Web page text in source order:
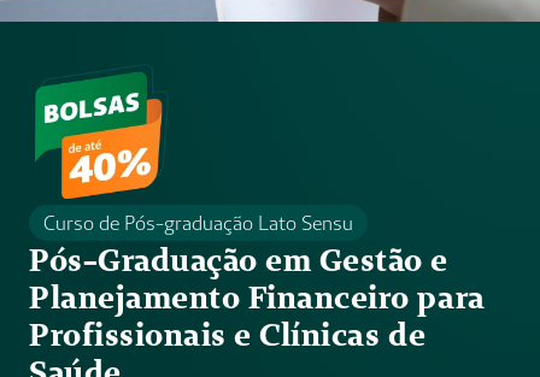
Curso de Pós-graduação Lato Sensu
Pós-Graduação em Gestão e
Planejamento Financeiro para
Profissionais e Clínicas de